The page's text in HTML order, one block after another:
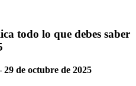
todo lo que debes saber
de octubre de 2025